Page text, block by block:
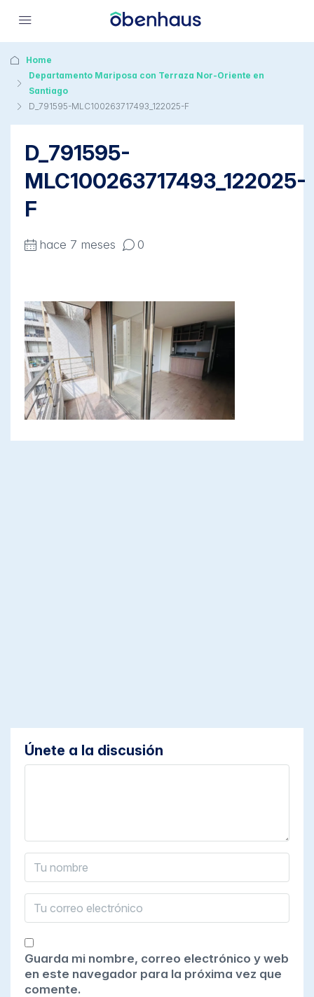
Home
Departamento Mariposa con Terraza Nor-Oriente en
Santiago
D_791595-MLC100263717493_122025-F
D_791595-
MLC100263717493_122025-
F
hace 7 meses 0
Únete a la discusión
Guarda mi nombre, correo electrónico y web
en este navegador para la próxima vez que
comente.